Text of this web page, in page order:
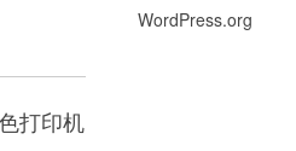
打印机
WordPress.org